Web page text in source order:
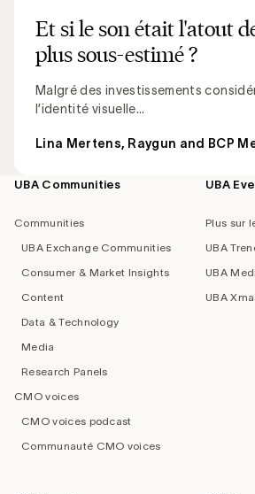
Et si le son était l'atout
plus sous-estimé ?
Malgré des investissements
l’identité visuelle...
Lina Mertens, Raygun and BCP
Footer
UBA Communities
Communities
UBA Exchange Communities
Consumer & Market Insights
Content
Data & Technology
Media
Research Panels
CMO voices
CMO voices podcast
Communauté CMO voices
UBA
Plus sur
UBA
UBA
UBA